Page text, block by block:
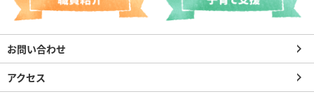
お問い合わせ
アクセス